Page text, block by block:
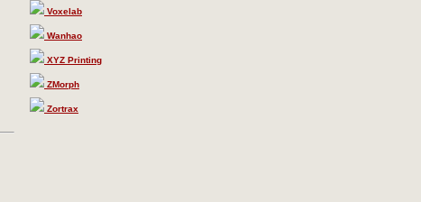
Voxelab
Wanhao
XYZ Printing
ZMorph
Zortrax